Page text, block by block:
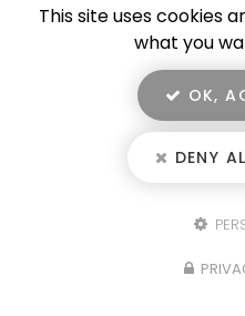
En
Notre savoir-faire :
HOMENERGY, entreprise de
Mentions légales -Plan
This site uses cookies
what you
OK,
DENY